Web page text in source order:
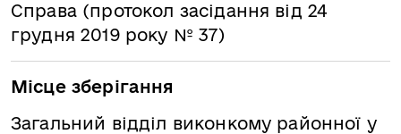
Справа (протокол засідання від 24
грудня 2019 року № 37)
Місце зберігання
Загальний відділ виконкому районної у